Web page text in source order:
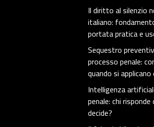
Il diritto al silenzio
italiano:
portata pratica e
Sequestro
processo penale:
quando si
Intelligenza
penale: chi
decide?